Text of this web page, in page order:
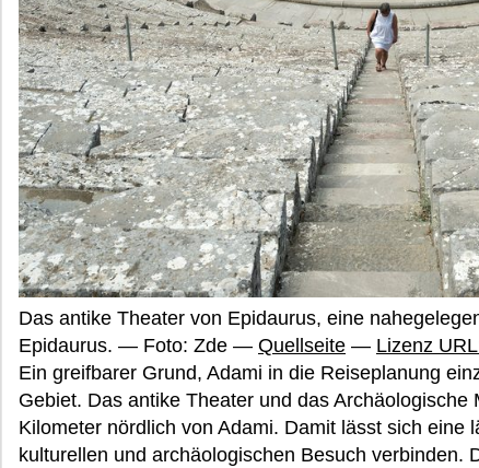
Das antike Theater von Epidaurus, eine
Epidaurus. — Foto: Zde — Quellseite — Lizenz
Ein greifbarer Grund, Adami in die Reiseplanung
Gebiet. Das antike Theater und das
Kilometer nördlich von Adami. Damit lässt sich eine
kulturellen und archäologischen Besuch verbinden.